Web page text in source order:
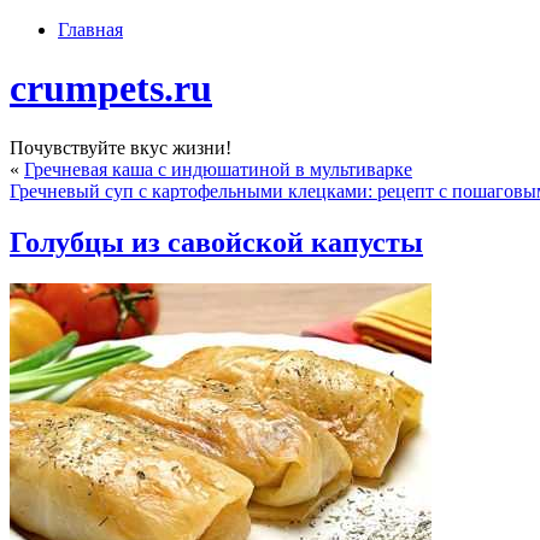
Главная
crumpets.ru
Почувствуйте вкус жизни!
« Гречневая каша с индюшатиной в мультиварке
Гречневый суп с картофельными клецками: рецепт с
Голубцы из савойской капусты